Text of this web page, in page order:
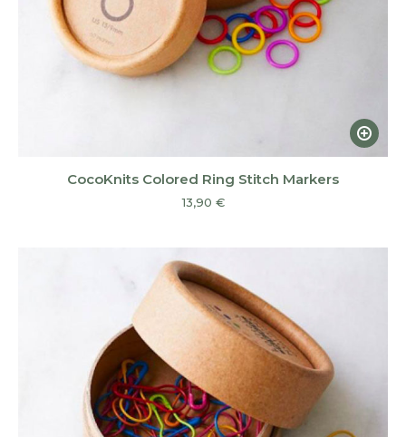
Ce
produit
CocoKnits Colored Ring Stitch Markers
13,90 €